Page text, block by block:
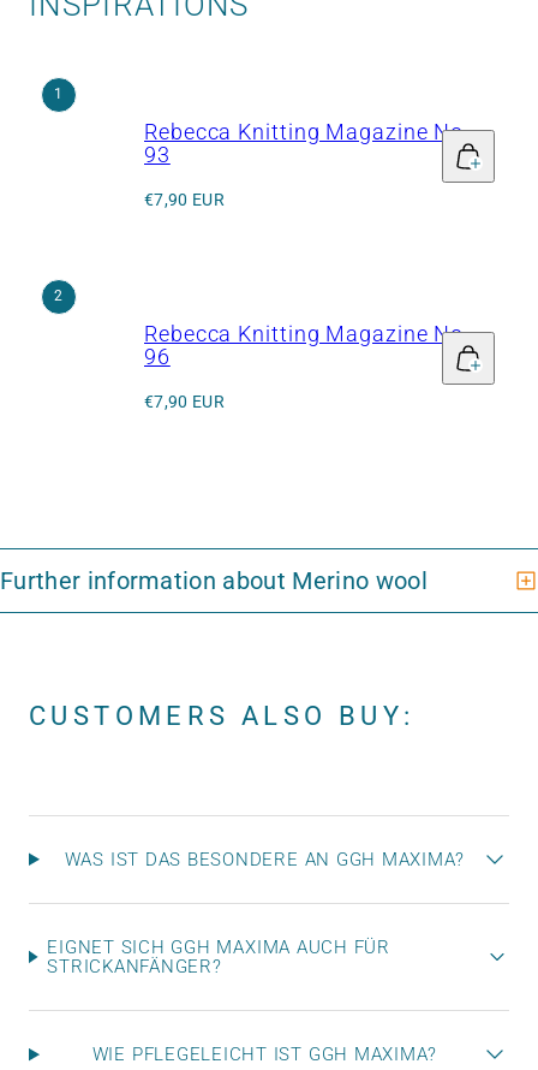
1
Rebecca Knitting Magazine No.
93
Regular
€7,90 EUR
2
Rebecca Knitting Magazine No.
96
Regular
€7,90 EUR
CUSTOMERS ALSO BUY:
WAS IST DAS BESONDERE AN GGH MAXIMA?
EIGNET SICH GGH MAXIMA AUCH FÜR
STRICKANFÄNGER?
WIE PFLEGELEICHT IST GGH MAXIMA?